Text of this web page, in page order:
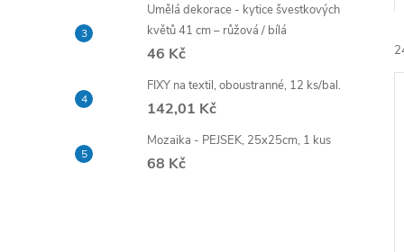
e
Umělá dekorace - kytice švestkových
květů 41 cm – růžová / bílá
46 Kč
FIXY na textil, oboustranné, 12 ks/bal.
142,01 Kč
Mozaika - PEJSEK, 25x25cm, 1 kus
68 Kč
a